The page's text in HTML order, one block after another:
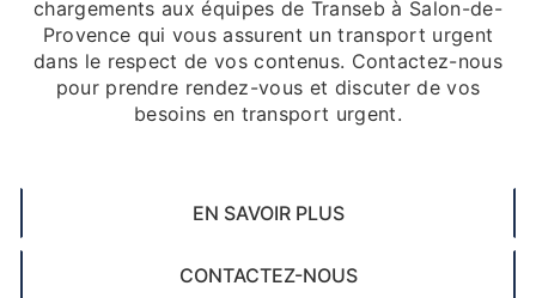
chargements aux équipes de Transeb à Salon-de-
Provence qui vous assurent un transport urgent
dans le respect de vos contenus. Contactez-nous
pour prendre rendez-vous et discuter de vos
besoins en transport urgent.
EN SAVOIR PLUS
CONTACTEZ-NOUS